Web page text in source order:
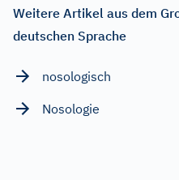
Weitere Artikel aus dem
deutschen Sprache
nosologisch
Nosologie